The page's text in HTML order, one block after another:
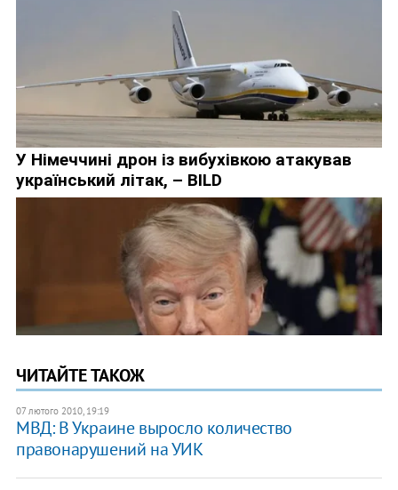
ЧИТАЙТЕ ТАКОЖ
07 лютого 2010, 19:19
МВД: В Украине выросло количество
правонарушений на УИК